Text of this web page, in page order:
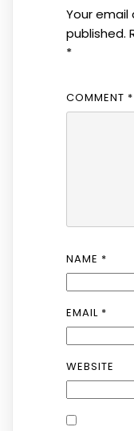
Your email
published.
*
COMMENT *
NAME *
EMAIL *
WEBSITE